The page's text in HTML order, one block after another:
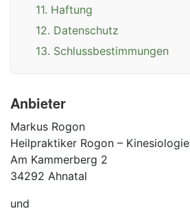
11. Haftung
12. Datenschutz
13. Schlussbestimmungen
Anbieter
Markus Rogon
Heilpraktiker Rogon – Kinesiologie
Am Kammerberg 2
34292 Ahnatal
und